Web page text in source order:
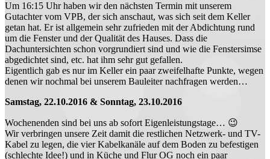
Um 16:15 Uhr haben wir den nächsten Termin mit unserem
Gutachter vom VPB, der sich anschaut, was sich seit dem Keller
getan hat. Er ist allgemein sehr zufrieden mit der Abdichtung rund
um die Fenster und der Qualität des Hauses. Dass die
Dachuntersichten schon vorgrundiert sind und wie die Fenstersimse
abgedichtet sind, etc. hat ihm sehr gut gefallen.
Eigentlich gab es nur im Keller ein paar zweifelhafte Punkte, wegen
denen wir nochmal bei unserem Bauleiter nachfragen werden…
Samstag, 22.10.2016 & Sonntag, 23.10.2016
Wochenenden sind bei uns ab sofort Eigenleistungstage… 😉
Wir verbringen unsere Zeit damit die restlichen Netzwerk- und TV-
Kabel zu legen, die vier Kabelkanäle auf dem Boden zu befestigen
(schlechte Idee!) und in Küche und Flur OG noch ein paar